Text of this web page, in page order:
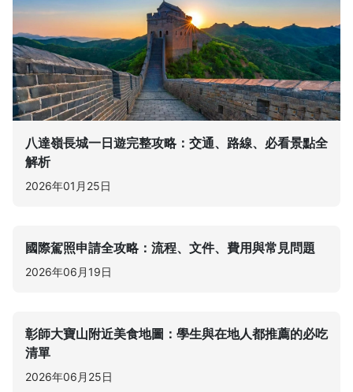
八達嶺長城一日遊完整攻略：交通、路線、必看景點全
解析
2026年01月25日
國際駕照申請全攻略：流程、文件、費用與常見問題
2026年06月19日
彰師大寶山附近美食地圖：學生與在地人都推薦的必吃
清單
2026年06月25日